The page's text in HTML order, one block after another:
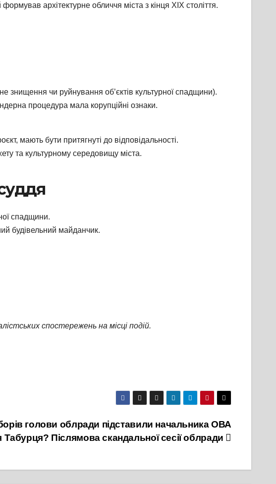
архітектурне обличчя міста з кінця ХІХ століття.
чи руйнування об’єктів культурної спадщини).
процедура мала корупційні ознаки.
мають бути притягнуті до відповідальності.
та культурному середовищу міста.
спадщини.
будівельний майданчик.
спостережень на місці подій.
голови облради підставили начальника ОВА
Табурця? Післямова скандальної сесії облради